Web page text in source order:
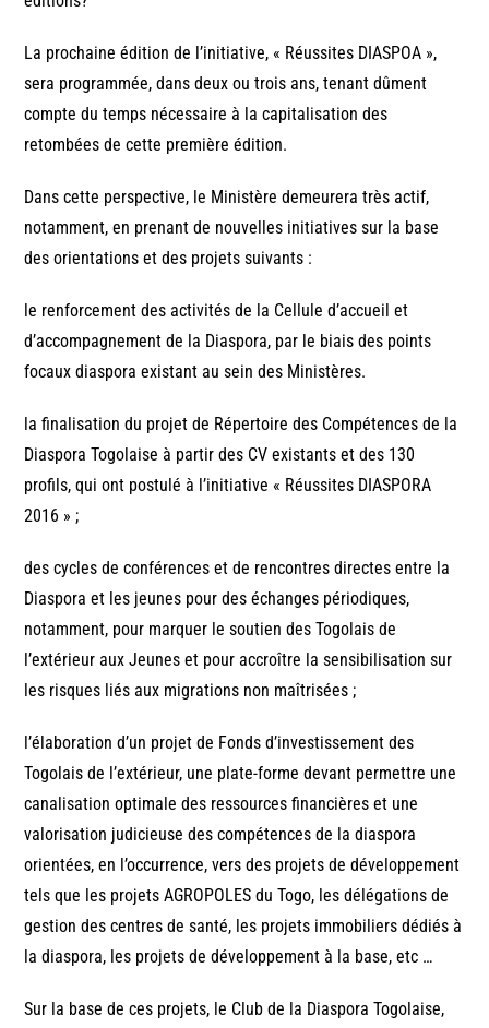
La prochaine édition de l’initiative, « Réussites DIASPOA »,
sera programmée, dans deux ou trois ans, tenant dûment
compte du temps nécessaire à la capitalisation des
retombées de cette première édition.
Dans cette perspective, le Ministère demeurera très actif,
notamment, en prenant de nouvelles initiatives sur la base
des orientations et des projets suivants :
le renforcement des activités de la Cellule d’accueil et
d’accompagnement de la Diaspora, par le biais des points
focaux diaspora existant au sein des Ministères.
la finalisation du projet de Répertoire des Compétences de la
Diaspora Togolaise à partir des CV existants et des 130
profils, qui ont postulé à l’initiative « Réussites DIASPORA
2016 » ;
des cycles de conférences et de rencontres directes entre la
Diaspora et les jeunes pour des échanges périodiques,
notamment, pour marquer le soutien des Togolais de
l’extérieur aux Jeunes et pour accroître la sensibilisation sur
les risques liés aux migrations non maîtrisées ;
l’élaboration d’un projet de Fonds d’investissement des
Togolais de l’extérieur, une plate-forme devant permettre une
canalisation optimale des ressources financières et une
valorisation judicieuse des compétences de la diaspora
orientées, en l’occurrence, vers des projets de développement
tels que les projets AGROPOLES du Togo, les délégations de
gestion des centres de santé, les projets immobiliers dédiés à
la diaspora, les projets de développement à la base, etc …
Sur la base de ces projets, le Club de la Diaspora Togolaise,